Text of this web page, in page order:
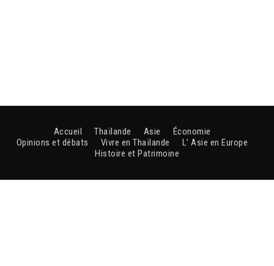
Accueil Thaïlande Asie
Économie
Opinions et débats
Vivre en Thaïlande
L’ Asie en Europe
Histoire et Patrimoine